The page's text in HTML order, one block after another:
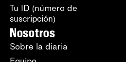
Tu ID (número de
suscripción)
Nosotros
Sobre la diaria